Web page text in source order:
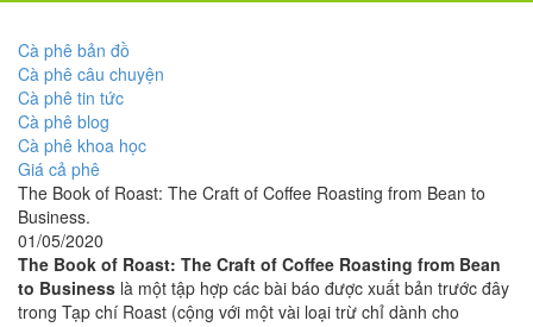
Cà phê bản đồ
Cà phê câu chuyện
Cà phê tin tức
Cà phê blog
Cà phê khoa học
Giá cả phê
The Book of Roast: The Craft of Coffee Roasting from Bean to
Business.
01/05/2020
The Book of Roast: The Craft of Coffee Roasting from Bean
to Business là một tập hợp các bài báo được xuất bản trước đây
trong Tạp chí Roast (cộng với một vài loại trừ chỉ dành cho